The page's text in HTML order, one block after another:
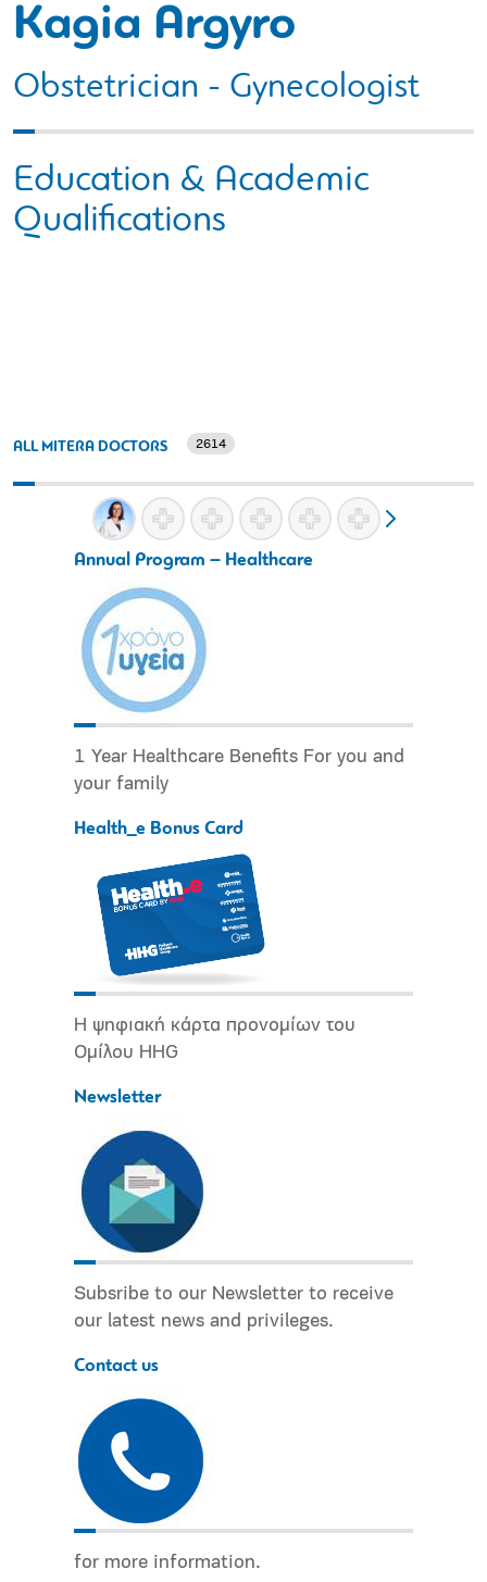
Kagia Argyro
Obstetrician - Gynecologist
Education & Academic
Qualifications
ALL MITERA DOCTORS 2614
Annual Program – Healthcare
1 Year Healthcare Benefits For you and
your family
Health_e Bonus Card
Η ψηφιακή κάρτα προνομίων του
Ομίλου HHG
Newsletter
Subsribe to our Newsletter to receive
our latest news and privileges.
Contact us
for more information.